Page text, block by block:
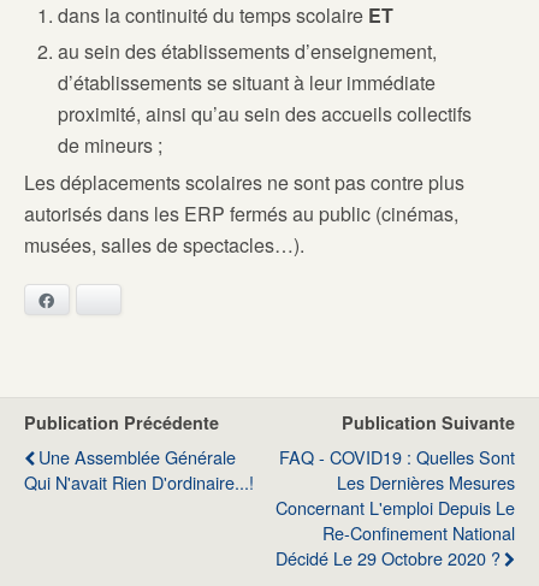
dans la continuité du temps scolaire ET
au sein des établissements d’enseignement,
d’établissements se situant à leur immédiate
proximité, ainsi qu’au sein des accueils collectifs
de mineurs ;
Les déplacements scolaires ne sont pas contre plus
autorisés dans les ERP fermés au public (cinémas,
musées, salles de spectacles…).
Publication Précédente
Une Assemblée Générale
Qui N'avait Rien D'ordinaire...!
Publication Suivante
FAQ - COVID19 : Quelles Sont
Les Dernières Mesures
Concernant L'emploi Depuis Le
Re-Confinement National
Décidé Le 29 Octobre 2020 ?